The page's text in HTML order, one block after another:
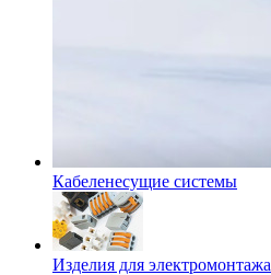
Кабеленесущие системы
Изделия для электромонтажа